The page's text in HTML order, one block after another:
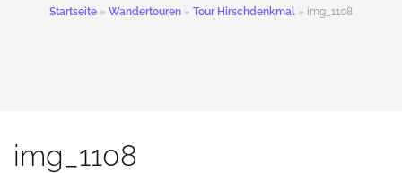
Startseite » Wandertouren » Tour Hirschdenkmal » img_1108
img_1108